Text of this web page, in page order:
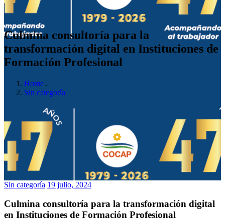
Culmina consultoría para la
transformación digital en Instituciones de
Formación Profesional
Home .
Sin categoría
Sin categoría 19 julio, 2024
Culmina consultoría para la transformación digital
en Instituciones de Formación Profesional